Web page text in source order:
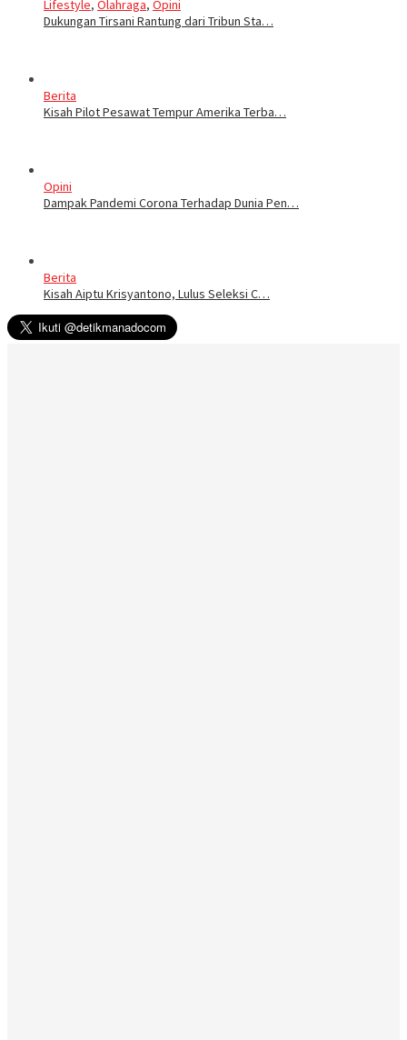
Lifestyle, Olahraga, Opini
Dukungan Tirsani Rantung dari Tribun Sta…
Berita
Kisah Pilot Pesawat Tempur Amerika Terba…
Opini
Dampak Pandemi Corona Terhadap Dunia Pen…
Berita
Kisah Aiptu Krisyantono, Lulus Seleksi C…